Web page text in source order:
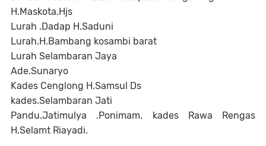
H.Maskota.Hjs
Lurah .Dadap H.Saduni
Lurah.H.Bambang kosambi barat
Lurah Selambaran Jaya
Ade.Sunaryo
Kades Cenglong H.Samsul Ds
kades.Selambaran Jati
Pandu.Jatimulya .Ponimam. kades Rawa Rengas
H.Selamt Riayadi.